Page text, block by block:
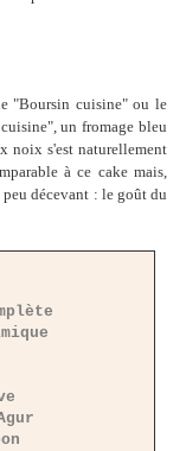
"Boursin cuisine" ou le
un fromage bleu
noix s'est naturellement
à ce cake mais,
décevant : le goût du